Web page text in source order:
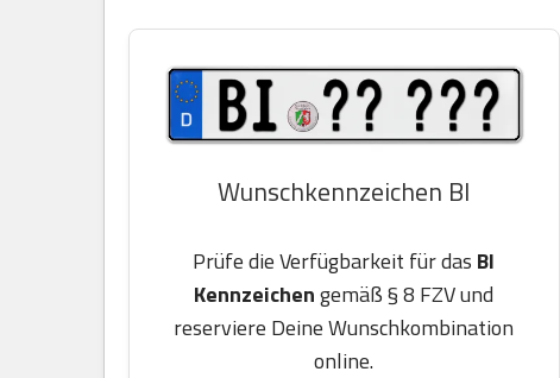
Wunschkennzeichen BI
Prüfe die Verfügbarkeit für das BI
Kennzeichengemäß § 8 FZV und
reserviere Deine Wunschkombination
online.